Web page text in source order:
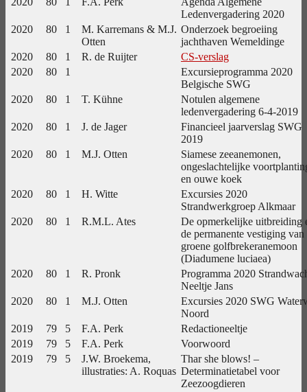
Ledenvergadering 2020
2020
80 1
M. Karremans & M.J.
Otten
Onderzoek begroeiing
jachthaven Wemeldinge
2020
80 1 R. de Ruijter
CS-verslag
2020
80 1
Excursieprogramma 2020
Belgische SWG
2020
80 1 T. Kühne
Notulen algemene
ledenvergadering 6-4-2019
2020
80 1 J. de Jager
Financieel jaarverslag SWG
2019
2020
80 1 M.J. Otten
Siamese zeeanemonen,
ongeslachtelijke
en ouwe koek
2020
80 1 H. Witte
Excursies 2020
Strandwerkgroep Alkmaar
2020
80 1 R.M.L. Ates
De opmerkelijke uitbreiding
de permanente vestiging van
groene golfbrekeranemoon
(Diadumene luciaea)
2020
80 1 R. Pronk
Programma 2020
Neeltje Jans
2020
80 1 M.J. Otten
Excursies 2020 SWG
Noord
2019
79 5 F.A. Perk
Redactioneeltje
2019
79 5 F.A. Perk
Voorwoord
2019
79 5
J.W. Broekema,
illustraties: A. Roquas
Thar she blows! –
Determinatietabel voor
Zeezoogdieren